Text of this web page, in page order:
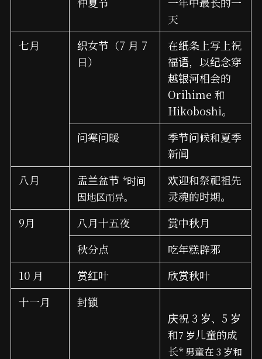
天
七月
织女节（7 月 7
日）
在纸条上写上祝
福语，以纪念穿
越银河相会的
Orihime 和
Hikoboshi。
问寒问暖
季节问候和夏季
新闻
八月
盂兰盆节 *时间
因地区而异。
欢迎和祭祀祖先
灵魂的时期。
9月
八月十五夜
赏中秋月
秋分点
吃年糕辟邪
10 月
赏红叶
欣赏秋叶
十一月
封锁
庆祝 3 岁、5 岁
和7 岁儿童的成
长* 男童在 3 岁和